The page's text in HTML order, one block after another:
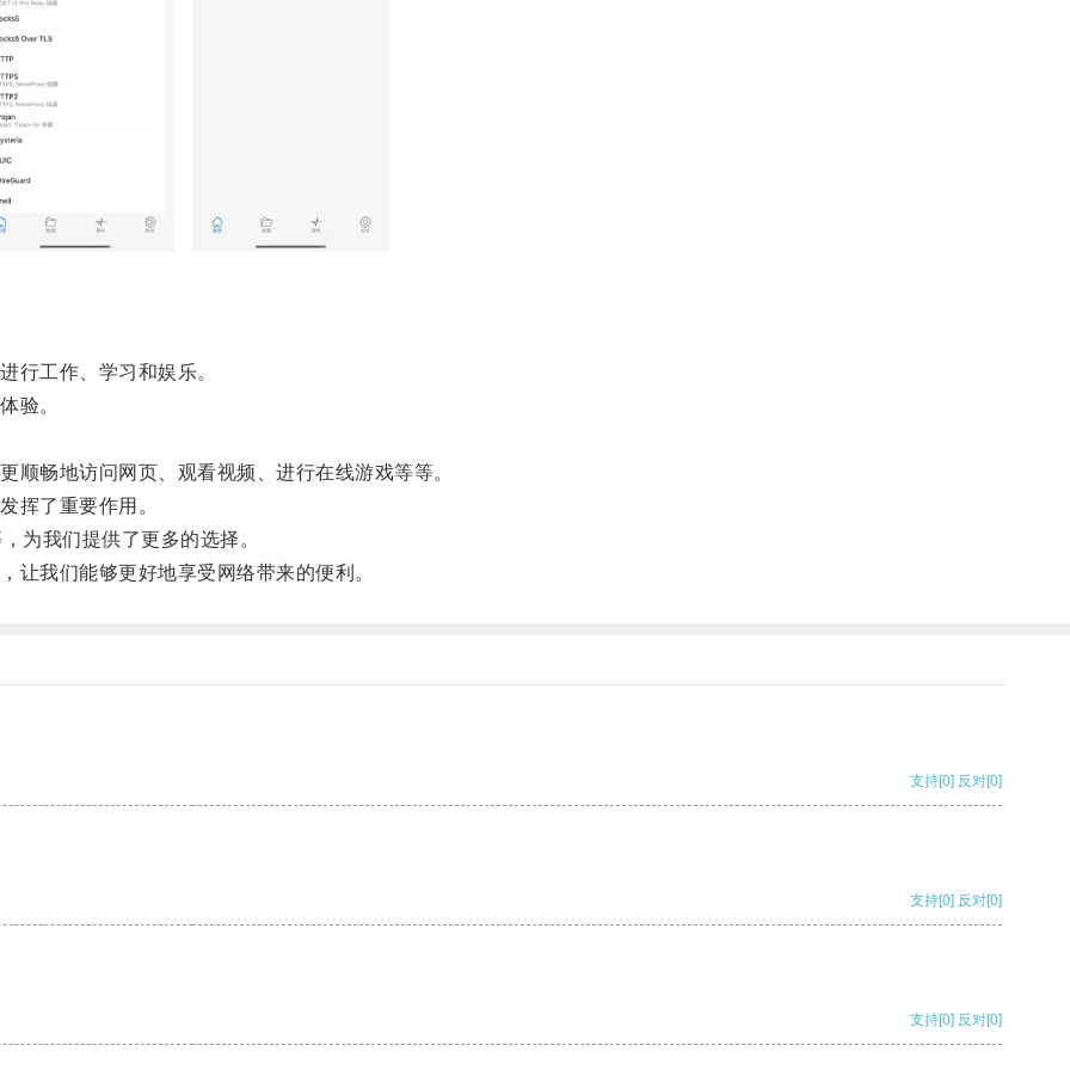
工作、学习和娱乐。
验。
畅地访问网页、观看视频、进行在线游戏等等。
了重要作用。
我们提供了更多的选择。
我们能够更好地享受网络带来的便利。
支持[0] 反对[0]
支持[0] 反对[0]
支持[0] 反对[0]